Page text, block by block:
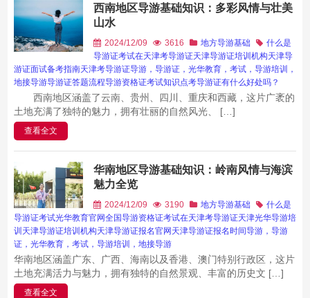
西南地区导游基础知识：多彩风情与壮美
山水
2024/12/09 3616 地方导游基础
什么是
导游证考试在天津考导游证天津导游证培训机构天津导
游证面试备考指南天津考导游证导游，导游证，光华教育，考试，导游培训，
地接导游导游证答题流程导游资格证考试知识点考导游证有什么好处吗？
西南地区涵盖了云南、贵州、四川、重庆和西藏，这片广袤的
土地充满了独特的魅力，拥有壮丽的自然风光、 […]
查看全文
华南地区导游基础知识：岭南风情与海滨
魅力全览
2024/12/09 3190 地方导游基础
什么是
导游证考试光华教育官网全国导游资格证考试在天津考导游证天津光华导游培
训 天津导游证培训机构天津导游证报名官网 天津导游证报名时间导游，导游
证，光华教育，考试，导游培训，地接导游
华南地区涵盖广东、广西、海南以及香港、澳门特别行政区，这片
土地充满活力与魅力，拥有独特的自然景观、丰富的历史文 […]
查看全文